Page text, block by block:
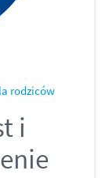
rodziców
i